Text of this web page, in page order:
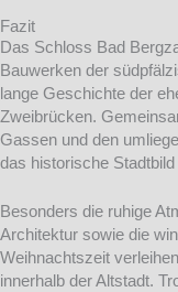
Fazit
Das Schloss Bad
Bauwerken der
lange Geschichte der
Zweibrücken.
Gassen und den
das historische
Besonders die ruhige
Architektur sowie die
Weihnachtszeit
innerhalb der Altstadt.